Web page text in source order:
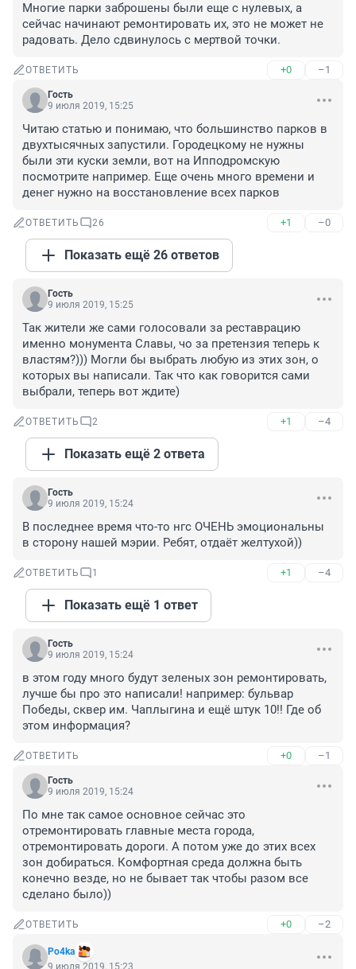
Многие парки заброшены были еще с нулевых, а
сейчас начинают ремонтировать их, это не может не
радовать. Дело сдвинулось с мертвой точки.
ОТВЕТИТЬ +0 –1
Гость
9 июля 2019, 15:25
Читаю статью и понимаю, что большинство парков в
двухтысячных запустили. Городецкому не нужны
были эти куски земли, вот на Ипподромскую
посмотрите например. Еще очень много времени и
денег нужно на восстановление всех парков
ОТВЕТИТЬ 26 +1 –0
Показать ещё 26 ответов
Гость
9 июля 2019, 15:25
Так жители же сами голосовали за реставрацию
именно монумента Славы, чо за претензия теперь к
властям?))) Могли бы выбрать любую из этих зон, о
которых вы написали. Так что как говорится сами
выбрали, теперь вот ждите)
ОТВЕТИТЬ 2 +1 –4
Показать ещё 2 ответа
Гость
9 июля 2019, 15:24
В последнее время что-то нгс ОЧЕНЬ эмоциональны
в сторону нашей мэрии. Ребят, отдаёт желтухой))
ОТВЕТИТЬ 1 +1 –4
Показать ещё 1 ответ
Гость
9 июля 2019, 15:24
в этом году много будут зеленых зон ремонтировать,
лучше бы про это написали! например: бульвар
Победы, сквер им. Чаплыгина и ещё штук 10!! Где об
этом информация?
ОТВЕТИТЬ +0 –1
Гость
9 июля 2019, 15:24
По мне так самое основное сейчас это
отремонтировать главные места города,
отремонтировать дороги. А потом уже до этих всех
зон добираться. Комфортная среда должна быть
конечно везде, но не бывает так чтобы разом все
сделано было))
ОТВЕТИТЬ +0 –2
Po4ka
9 июля 2019, 15:23